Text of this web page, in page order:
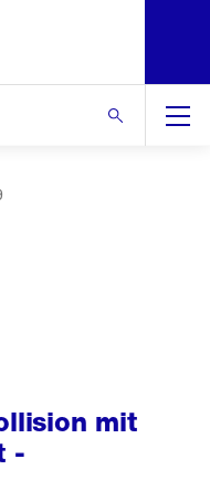
mit
-